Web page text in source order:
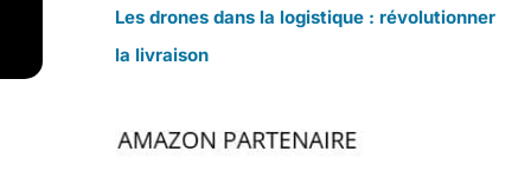
Les drones dans la logistique : révolutionner
la livraison